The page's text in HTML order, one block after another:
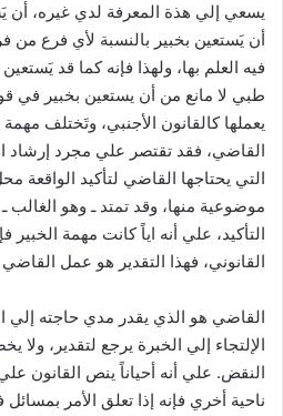
يسعي إلي هذة المعرفة لدي غيره، أن
أن يَستعين بخبير بالنسبة لأي فرع من
فيه العلم بها، ولهذا فإنه كما قد
طبي لا مانع من أن يستعين بخبير في
يعملها كالقانون الأجنبي، وتَختلف
القاضي، فقد تقتصر علي مجرد إرشاد
التي يحتاجها القاضي لتأكيد الواقعة
موضوعية منها، وقد تمتد ـ وهو الغالب
التأكيد، علي أنه اياً كانت مهمة الخبير
القانوني، فهذا التقدير هو عمل
القاضي هو الذي يقدر مدي حاجته إلي
الإلتجاء إلي الخبرة يرجع لتقدير، ولا
النقض. علي أنه أحياناً ينص القانون
ناحية أخري فإنه إذا تعلق الأمر بمسائل